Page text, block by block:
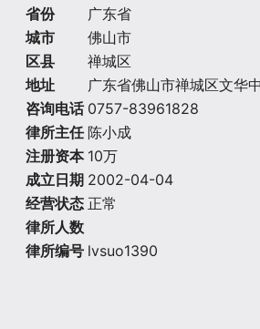
省份
广东省
城市
佛山市
区县
禅城区
地址
广东省佛山市禅城区文华
咨询电话 0757-83961828
律所主任 陈小成
注册资本 10万
成立日期 2002-04-04
经营状态 正常
律所人数
律所编号 lvsuo1390